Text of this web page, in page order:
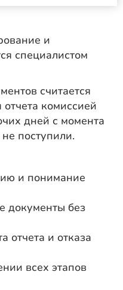
и
специалистом
считается
комиссией
дней с момента
поступили.
и понимание
документы без
отчета и отказа
всех этапов